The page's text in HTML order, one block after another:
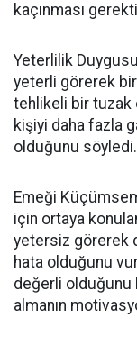
kaçınması
Yeterlilik Duygusu
yeterli görerek bir
tehlikeli bir tuzak
kişiyi daha fazla
olduğunu söyledi.
Emeği
için ortaya
yetersiz görerek
hata olduğunu
değerli olduğunu
almanın